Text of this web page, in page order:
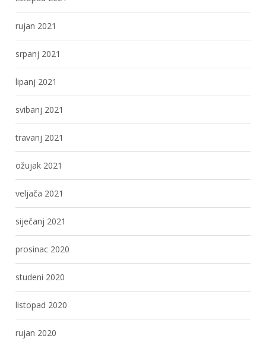
rujan 2021
srpanj 2021
lipanj 2021
svibanj 2021
travanj 2021
ožujak 2021
veljača 2021
siječanj 2021
prosinac 2020
studeni 2020
listopad 2020
rujan 2020